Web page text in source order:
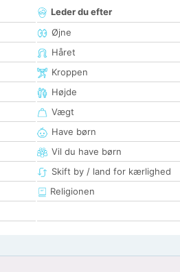
Leder du efter
Øjne
Håret
Kroppen
Højde
Vægt
Have børn
Vil du have børn
Skift by / land for kærlighed
Religionen